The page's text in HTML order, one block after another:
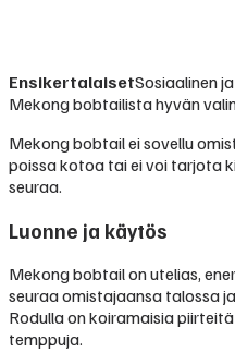
EnsikertalaisetSosiaalinen
Mekong bobtailista hyvän
Mekong bobtail ei sovellu
poissa kotoa tai ei voi tarjota
seuraa.
Luonne ja käytös
Mekong bobtail on utelias,
seuraa omistajaansa talossa
Rodulla on koiramaisia
temppuja.